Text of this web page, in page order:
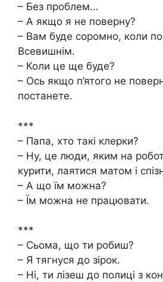
– Без проблем…
– А якщо я не поверну?
– Вам буде соромно, коли
Всевишнім.
– Коли це ще буде?
– Ось якщо п’ятого не
постанете.
***
– Папа, хто такі клерки?
– Ну, це люди, яким на
курити, лаятися матом і
– А що їм можна?
– Їм можна не працювати.
***
– Сьома, що ти робиш?
– Я тягнуся до зірок.
– Ні, ти лізеш до полиці з